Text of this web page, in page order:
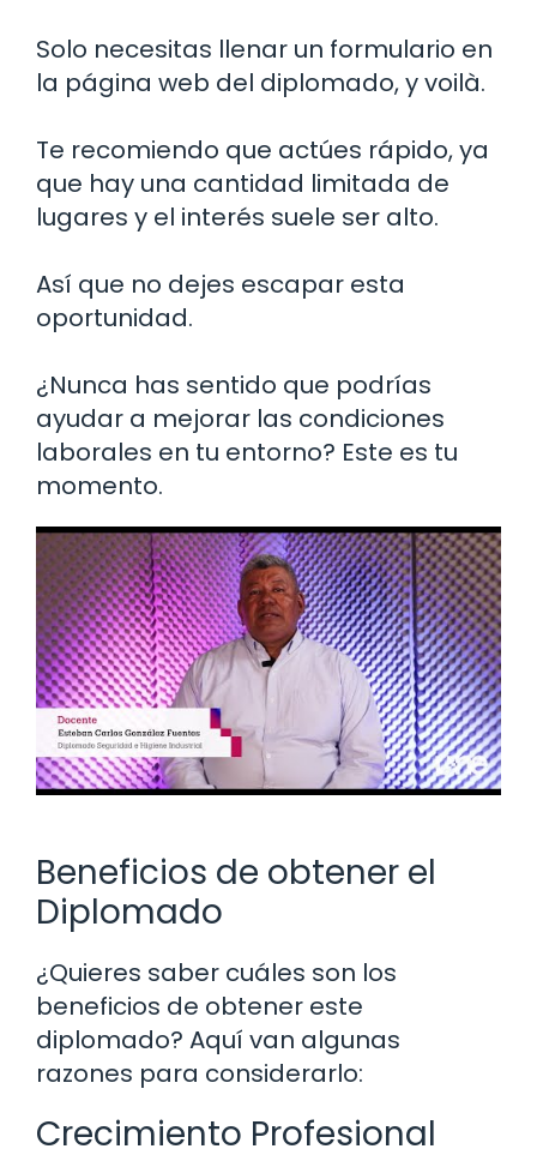
Solo necesitas llenar un formulario en
la página web del diplomado, y voilà.
Te recomiendo que actúes rápido, ya
que hay una cantidad limitada de
lugares y el interés suele ser alto.
Así que no dejes escapar esta
oportunidad.
¿Nunca has sentido que podrías
ayudar a mejorar las condiciones
laborales en tu entorno? Este es tu
momento.
Beneficios de obtener el
Diplomado
¿Quieres saber cuáles son los
beneficios de obtener este
diplomado? Aquí van algunas
razones para considerarlo:
Crecimiento Profesional